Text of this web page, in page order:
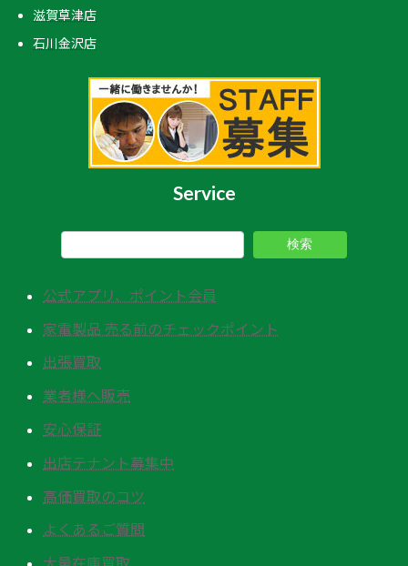
滋賀草津店
石川金沢店
Service
検索
公式アプリ、ポイント会員
家電製品 売る前のチェックポイント
出張買取
業者様へ販売
安心保証
出店テナント募集中
高価買取のコツ
よくあるご質問